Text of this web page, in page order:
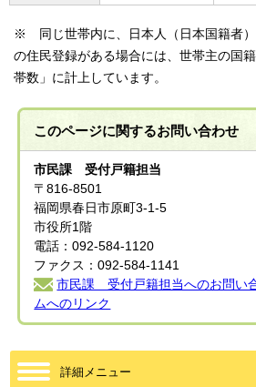
※ 同じ世帯内に、日本人（日本国籍者）
の住民登録がある場合には、世帯主の国
帯数」に計上しています。
このページに関するお問い合わせ
市民課 受付戸籍担当
〒816-8501
福岡県春日市原町3-1-5
市役所1階
電話：092-584-1120
ファクス：092-584-1141
市民課 受付戸籍担当へのお問い
ムへのリンク
詳細メニュー